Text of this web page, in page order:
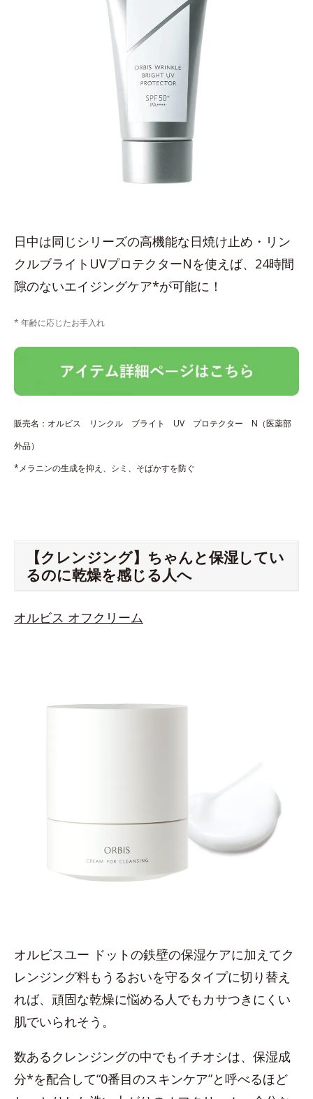
日中は同じシリーズの高機能な日焼け止め・リン
クルブライトUVプロテクターNを使えば、24時間
隙のないエイジングケア*が可能に！
* 年齢に応じたお手入れ
販売名：オルビス リンクル ブライト UV プロテクター N（医薬部
外品）
*メラニンの生成を抑え、シミ、そばかすを防ぐ
【クレンジング】ちゃんと保湿してい
るのに乾燥を感じる人へ
オルビス オフクリーム
オルビスユー ドットの鉄壁の保湿ケアに加えてク
レンジング料もうるおいを守るタイプに切り替え
れば、頑固な乾燥に悩める人でもカサつきにくい
肌でいられそう。
数あるクレンジングの中でもイチオシは、保湿成
分*を配合して“0番目のスキンケア”と呼べるほど